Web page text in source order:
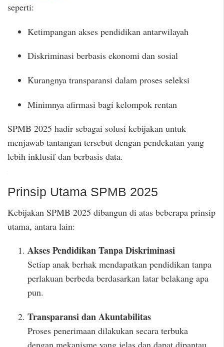
seperti:
Ketimpangan akses pendidikan antarwilayah
Diskriminasi berbasis ekonomi dan sosial
Kurangnya transparansi dalam proses seleksi
Minimnya afirmasi bagi kelompok rentan
SPMB 2025 hadir sebagai solusi kebijakan untuk
menjawab tantangan tersebut dengan pendekatan yang
lebih inklusif dan berbasis data.
Prinsip Utama SPMB 2025
Kebijakan SPMB 2025 dibangun di atas beberapa prinsip
utama, antara lain:
Akses Pendidikan Tanpa Diskriminasi
Setiap anak berhak mendapatkan pendidikan tanpa
perlakuan berbeda berdasarkan latar belakang apa
pun.
Transparansi dan Akuntabilitas
Proses penerimaan dilakukan secara terbuka
dengan mekanisme yang jelas dan dapat dipantau